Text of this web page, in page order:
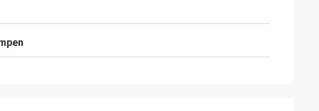
van materiaal.
producten. De ervaren ingenieurs